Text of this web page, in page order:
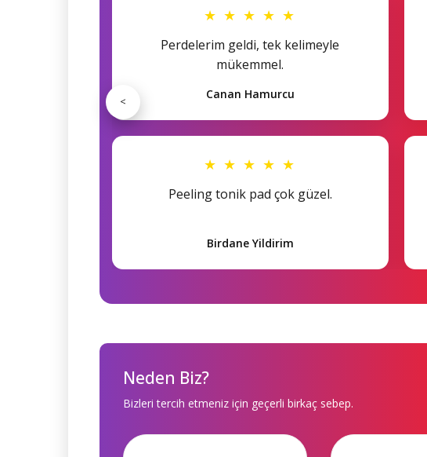
★ ★ ★ ★ ★
Perdelerim geldi, tek kelimeyle
mükemmel.
Canan Hamurcu
★ ★ ★ ★ ★
Peeling tonik pad çok güzel.
Birdane Yildirim
<
Neden Biz?
Bizleri tercih etmeniz için geçerli birkaç sebep.